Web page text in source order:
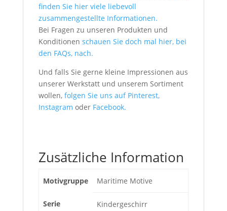
finden Sie hier viele liebevoll
zusammengestellte Informationen.
Bei Fragen zu unseren Produkten und
Konditionen schauen Sie doch mal hier, bei
den FAQs, nach.
Und falls Sie gerne kleine Impressionen aus
unserer Werkstatt und unserem Sortiment
wollen,folgen Sie uns auf Pinterest,
Instagram oder Facebook.
Zusätzliche Information
Motivgruppe Maritime Motive
Serie Kindergeschirr